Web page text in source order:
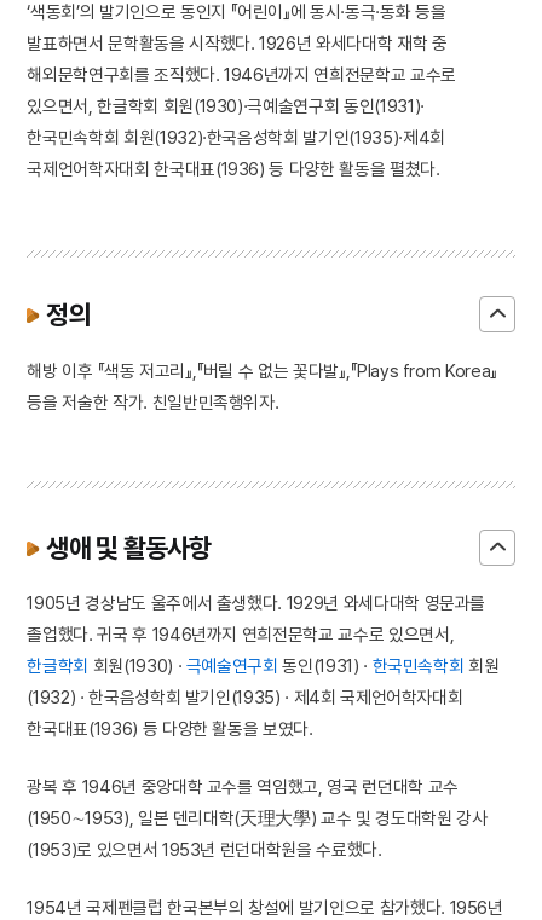
‘색동회’의 발기인으로 동인지 『어린이』에 동시·동극·동화 등을
발표하면서 문학활동을 시작했다. 1926년 와세다대학 재학 중
해외문학연구회를 조직했다. 1946년까지 연희전문학교 교수로
있으면서, 한글학회 회원(1930)·극예술연구회 동인(1931)·
한국민속학회 회원(1932)·한국음성학회 발기인(1935)·제4회
국제언어학자대회 한국대표(1936) 등 다양한 활동을 펼쳤다.
정의
해방 이후 『색동 저고리』,『버릴 수 없는 꽃다발』,『Plays from Korea』
등을 저술한 작가. 친일반민족행위자.
생애 및 활동사항
1905년 경상남도 울주에서 출생했다. 1929년 와세다대학 영문과를
졸업했다. 귀국 후 1946년까지 연희전문학교 교수로 있으면서,
한글학회 회원(1930) · 극예술연구회 동인(1931) · 한국민속학회 회원
(1932) · 한국음성학회 발기인(1935) · 제4회 국제언어학자대회
한국대표(1936) 등 다양한 활동을 보였다.
광복 후 1946년 중앙대학 교수를 역임했고, 영국 런던대학 교수
(1950∼1953), 일본 덴리대학(天理大學) 교수 및 경도대학원 강사
(1953)로 있으면서 1953년 런던대학원을 수료했다.
1954년 국제펜클럽 한국본부의 창설에 발기인으로 참가했다. 1956년